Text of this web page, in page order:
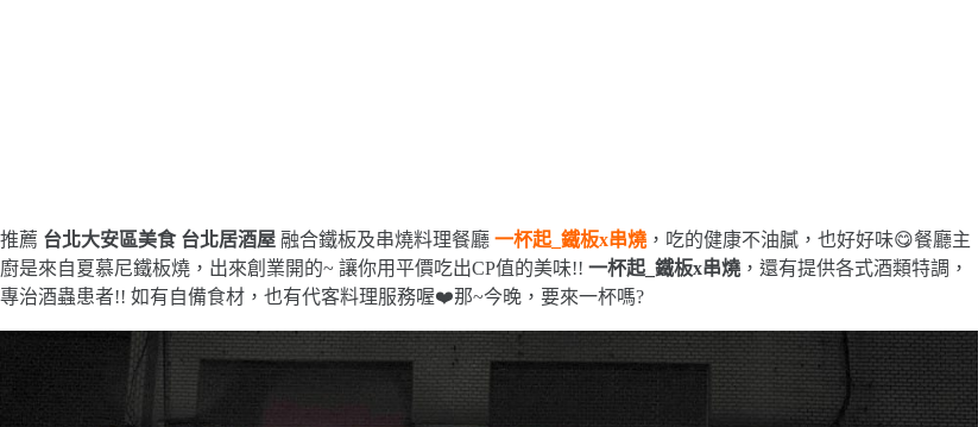
推薦 台北大安區美食 台北居酒屋 融合鐵板及串燒料理餐廳 一杯起_鐵板x串燒 ，吃的健康不油膩，也好好味😋餐廳主
廚是來自夏慕尼鐵板燒，出來創業開的~ 讓你用平價吃出CP值的美味!! 一杯起_鐵板x串燒 ，還有提供各式酒類特調，
專治酒蟲患者!! 如有自備食材，也有代客料理服務喔❤️那~今晚，要來一杯嗎?